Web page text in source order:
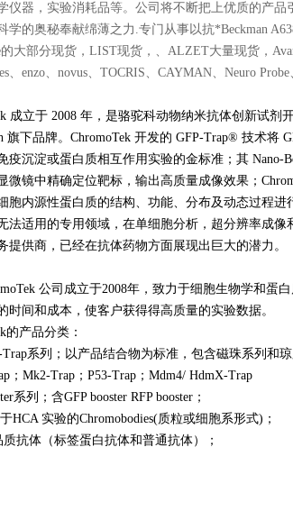
仪器，实验消耗品等。公司将不断把上优质的产
学的奥秘奉献绵薄之力.专门从事以抗*Beckman
的大部分现货，LIST现货，、ALZET大量现货，
、enzo、novus、TOCRIS、CAYMAN、Neuro
成立于 2008 年，是骆驼科动物纳米抗体创新试剂
旗下品牌。ChromoTek 开发的 GFP-Trap® 技术
疫沉淀或蛋白质相互作用实验的金标准；其
微镜中精确定位靶标，输出高质量成像效果；
胞内源性蛋白质的结构、功能、分布及动态过程
法适用的专用领域，在单细胞分析，超分辨率成
提供商，已经在抗体药物方面展现出巨大的潜力。
公司成立于2008年，致力于细胞生物学和
时间和成本，使客户获得得高质量的实验数据。
的产品分类：
Trap系列；以产品结合物为标准，包含磁珠系列和
；Mk2-Trap；P53-Trap；Mdm4/ HdmX-Trap
系列；含GFP booster RFP booster；
HCA 实验的Chromobodies(质粒或细胞系形式)；
抗体（标签蛋白抗体和普通抗体）；